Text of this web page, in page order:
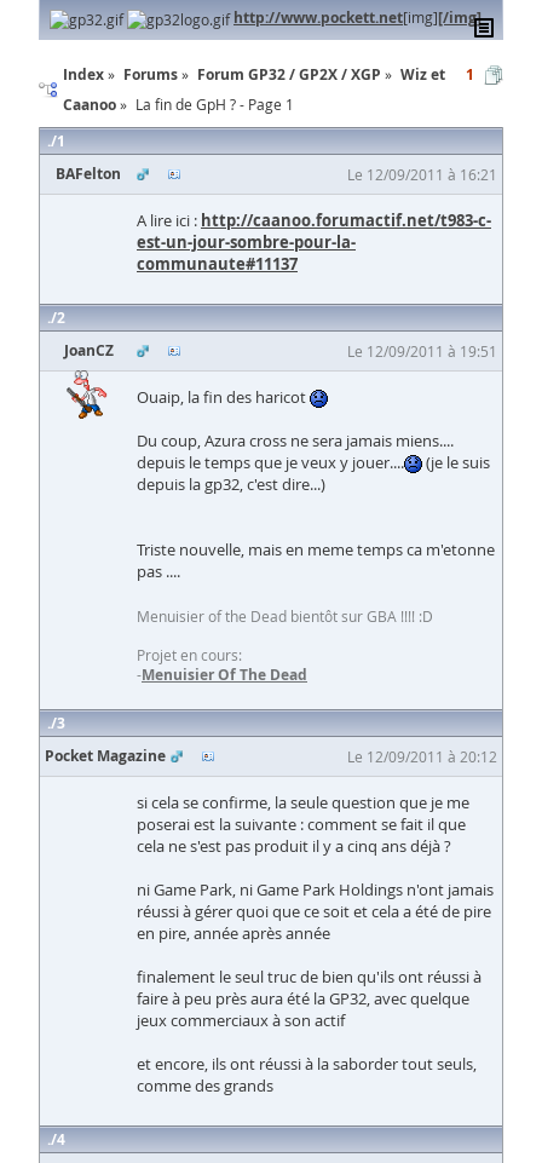
http://www.pockett.net[img][/img]
Index Forums Forum GP32 / GP2X / XGP
Wiz et
Caanoo
La fin de GpH ? - Page 1
1
1
BAFelton
Le 12/09/2011 à 16:21
A lire ici : http://caanoo.forumactif.net/t983-c-
est-un-jour-sombre-pour-la-
communaute#11137
2
JoanCZ
Le 12/09/2011 à 19:51
Ouaip, la fin des haricot
Du coup, Azura cross ne sera jamais miens....
depuis le temps que je veux y jouer....
(je le suis
depuis la gp32, c'est dire...)
Triste nouvelle, mais en meme temps ca m'etonne
pas ....
Menuisier of the Dead bientôt sur GBA !!!! :D
Projet en cours:
-Menuisier Of The Dead
3
Pocket Magazine
Le 12/09/2011 à 20:12
si cela se confirme, la seule question que je me
poserai est la suivante : comment se fait il que
cela ne s'est pas produit il y a cinq ans déjà ?
ni Game Park, ni Game Park Holdings n'ont jamais
réussi à gérer quoi que ce soit et cela a été de pire
en pire, année après année
finalement le seul truc de bien qu'ils ont réussi à
faire à peu près aura été la GP32, avec quelque
jeux commerciaux à son actif
et encore, ils ont réussi à la saborder tout seuls,
comme des grands
4